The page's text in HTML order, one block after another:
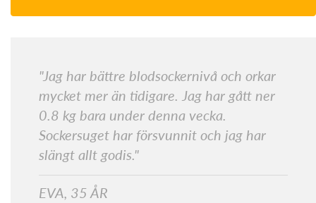
"Jag har bättre blodsockernivå och orkar
mycket mer än tidigare. Jag har gått ner
0.8 kg bara under denna vecka.
Sockersuget har försvunnit och jag har
slängt allt godis."
EVA, 35 ÅR